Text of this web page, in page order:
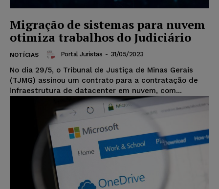
Migração de sistemas para nuvem
otimiza trabalhos do Judiciário
NOTÍCIAS Portal Juristas - 31/05/2023
No dia 29/5, o Tribunal de Justiça de Minas Gerais
(TJMG) assinou um contrato para a contratação de
infraestrutura de datacenter em nuvem, com...